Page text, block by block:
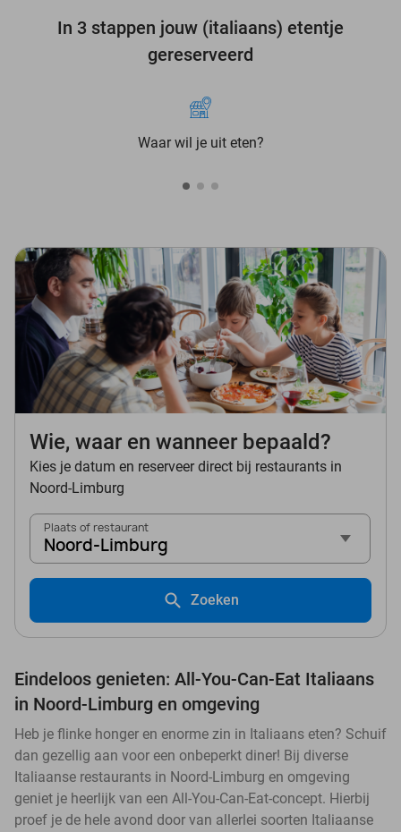
In 3 stappen jouw (italiaans) etentje
gereserveerd
Waar wil je uit eten?
Wie, waar en wanneer bepaald?
Kies je datum en reserveer direct bij restaurants in
Noord-Limburg
Plaats of restaurant
Noord-Limburg
Zoeken
Eindeloos genieten: All-You-Can-Eat Italiaans
in Noord-Limburg en omgeving
Heb je flinke honger en enorme zin in Italiaans eten? Schuif
dan gezellig aan voor een onbeperkt diner! Bij diverse
Italiaanse restaurants in Noord-Limburg en omgeving
geniet je heerlijk van een All-You-Can-Eat-concept. Hierbij
proef je de hele avond door van allerlei soorten Italiaanse